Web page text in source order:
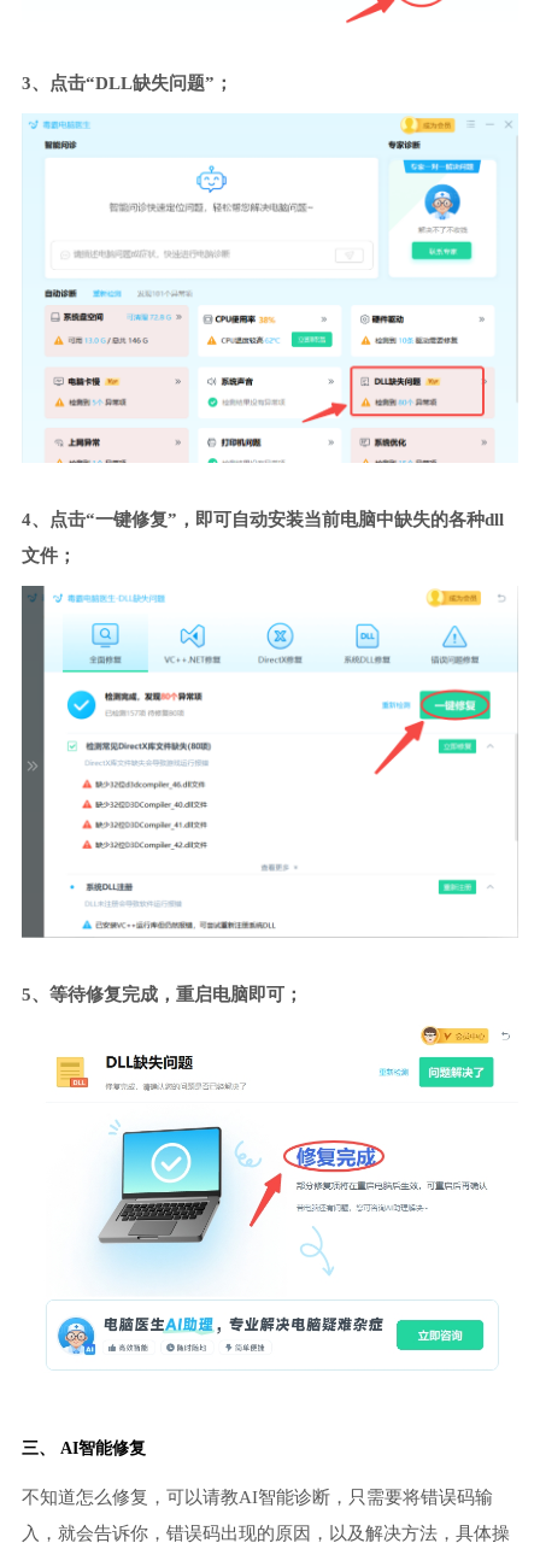
3、点击“DLL缺失问题”；
4、点击“一键修复”，即可自动安装当前电脑中缺失的各种dll
文件；
5、等待修复完成，重启电脑即可；
三、 AI智能修复
不知道怎么修复，可以请教AI智能诊断，只需要将错误码输
入，就会告诉你，错误码出现的原因，以及解决方法，具体操